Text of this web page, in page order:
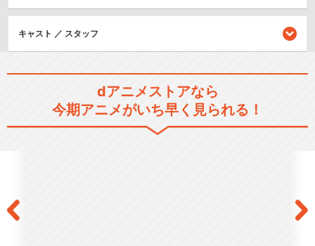
シリーズ／関連のアニメ作品
キャスト ／ スタッフ
dアニメストアなら
今期アニメがいち早く見られる！